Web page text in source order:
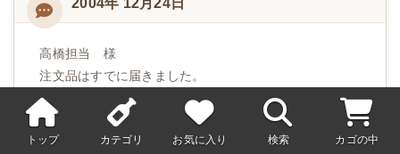
2004年 12月24日
高橋担当 様
注文品はすでに届きました。
さすがに試飲はまだですが。
明日25日にホームパーティーを開く予定で、参加者に評
価を聞いてみます。
トップ カテゴリ お気に入り 検索 カゴの中